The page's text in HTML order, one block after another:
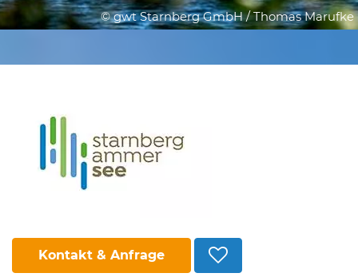
© gwt Starnberg GmbH / Thomas Marufke
Kontakt & Anfrage